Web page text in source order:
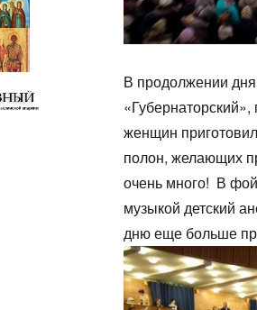
В продолжении
женщин
полон, желающих
очень много! В
музыкой детский
дню еще больше